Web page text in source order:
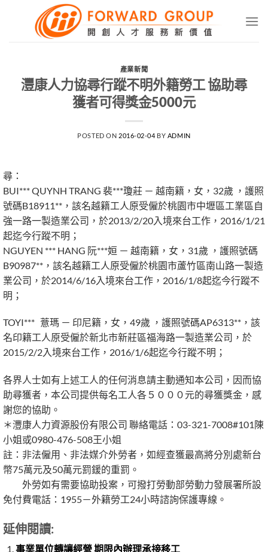
產業新聞
灃康人力協尋行蹤不明外籍勞工 協助尋
獲者可得獎金5000元
POSTED ON 2016-02-04 BY ADMIN
尋：
BUI*** QUYNH TRANG 裴***瓊莊 － 越南籍，女，32歲 ，護照
號碼B18911**，該名越籍工人原受僱於桃園市中壢區工業區自
強一路一製造業公司，於2013/2/20入境來台工作，2016/1/21
起迄今行蹤不明；
NGUYEN *** HANG 阮***姮 － 越南籍，女，31歲 ，護照號碼
B90987**，該名越籍工人原受僱於桃園市蘆竹區南山路一製造
業公司，於2014/6/16入境來台工作，2016/1/8起迄今行蹤不
明；
TOYI*** 薏瑪 － 印尼籍，女，49歲 ，護照號碼AP6313**，該
名印籍工人原受僱於新北市新莊區福海路一製造業公司，於
2015/2/2入境來台工作，2016/1/6起迄今行蹤不明；
各界人士如有上述工人的任何消息請主動通知本公司，因而協
助尋獲者，本公司提供每名工人各５０００元的尋獲獎金，感
謝您的協助。
＊灃康人力資源股份有限公司 聯絡電話：03-321-7008#101陳
小姐或0980-476-508王小姐
註：非法僱用、非法媒介外勞者，如經查獲最高將分別處新台
幣75萬元及50萬元罰鍰的重罰。
外勞如有需要協助投案，可撥打勞動部勞動力發展署所設
免付費電話：1955－外籍勞工24小時諮詢保護專線。
延伸閱讀:
事業單位轉讓經營 期限內辦理承接移工